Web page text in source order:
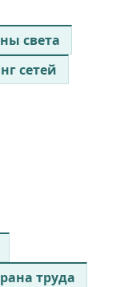
света
сетей
труда